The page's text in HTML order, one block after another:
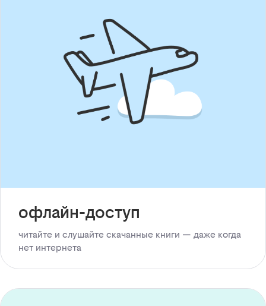
офлайн-доступ
читайте и слушайте скачанные книги — даже когда
нет интернета